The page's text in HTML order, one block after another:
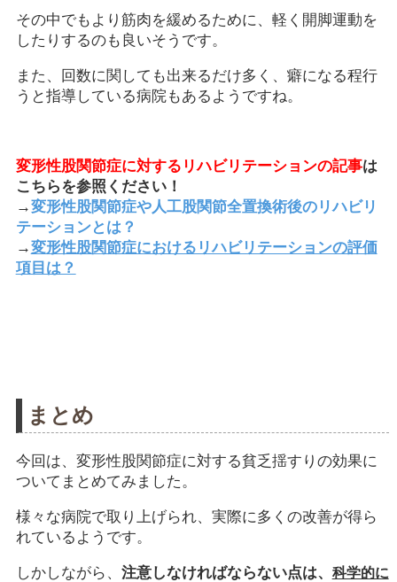
その中でもより筋肉を緩めるために、軽く開脚運動を
したりするのも良いそうです。
また、回数に関しても出来るだけ多く、癖になる程行
うと指導している病院もあるようですね。
変形性股関節症に対するリハビリテーションの記事は
こちらを参照ください！
→変形性股関節症や人工股関節全置換術後のリハビリ
テーションとは？
→変形性股関節症におけるリハビリテーションの評価
項目は？
まとめ
今回は、変形性股関節症に対する貧乏揺すりの効果に
ついてまとめてみました。
様々な病院で取り上げられ、実際に多くの改善が得ら
れているようです。
しかしながら、 注意しなければならない点は、 科学的に